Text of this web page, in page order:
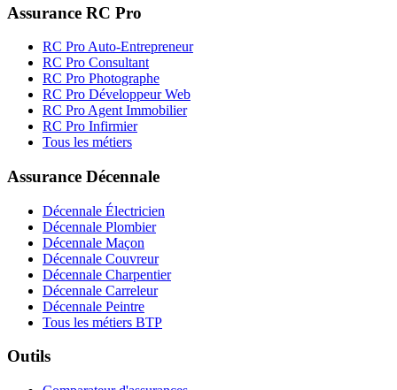
Assurance RC Pro
RC Pro Auto-Entrepreneur
RC Pro Consultant
RC Pro Photographe
RC Pro Développeur Web
RC Pro Agent Immobilier
RC Pro Infirmier
Tous les métiers
Assurance Décennale
Décennale Électricien
Décennale Plombier
Décennale Maçon
Décennale Couvreur
Décennale Charpentier
Décennale Carreleur
Décennale Peintre
Tous les métiers BTP
Outils